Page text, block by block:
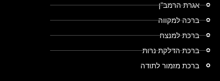
אגרת הרמב"ן
ברכה למקווה
ברכת למנצח
ברכת הדלקת נרות
ברכת מזמור לתודה